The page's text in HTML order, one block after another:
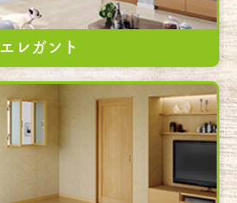
エレガント